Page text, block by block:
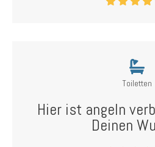
Toiletten
Hier ist angeln
Deinen